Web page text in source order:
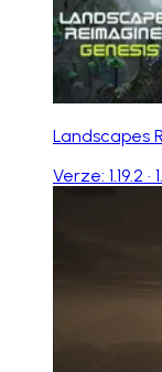
Landscapes
Verze: 1.19.2 ·